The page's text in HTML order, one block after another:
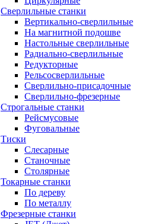
Сверлильные станки
Вертикально-сверлильные
На магнитной подошве
Настольные сверлильные
Радиально-сверлильные
Редукторные
Рельсосверлильные
Сверлильно-присадочные
Сверлильно-фрезерные
Строгальные станки
Рейсмусовые
Фуговальные
Тиски
Слесарные
Станочные
Столярные
Токарные станки
По дереву
По металлу
Фрезерные станки